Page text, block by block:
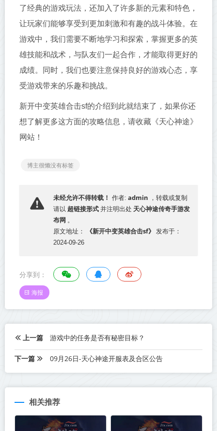
了经典的游戏玩法，还加入了许多新的元素和特色，
让玩家们能够享受到更加刺激和有趣的战斗体验。在
游戏中，我们需要不断地学习和探索，掌握更多的英
雄技能和战术，与队友们一起合作，才能取得更好的
成绩。同时，我们也要注意保持良好的游戏心态，享
受游戏带来的乐趣和挑战。
新开中变英雄合击sf的介绍到此就结束了，如果你还
想了解更多这方面的攻略信息，请收藏《天心神途》
网站！
博主很懒没有标签
未经允许不得转载！ 作者: admin ，转载或复制
请以 超链接形式 并注明出处 天心神途传奇手游发
布网 。
原文地址：
《新开中变英雄合击sf》
发布于：
2024-09-26
分享到：
海报
上一篇 游戏中的任务是否有秘密目标？
下一篇 09月26日-天心神途开服表及合区公告
相关推荐